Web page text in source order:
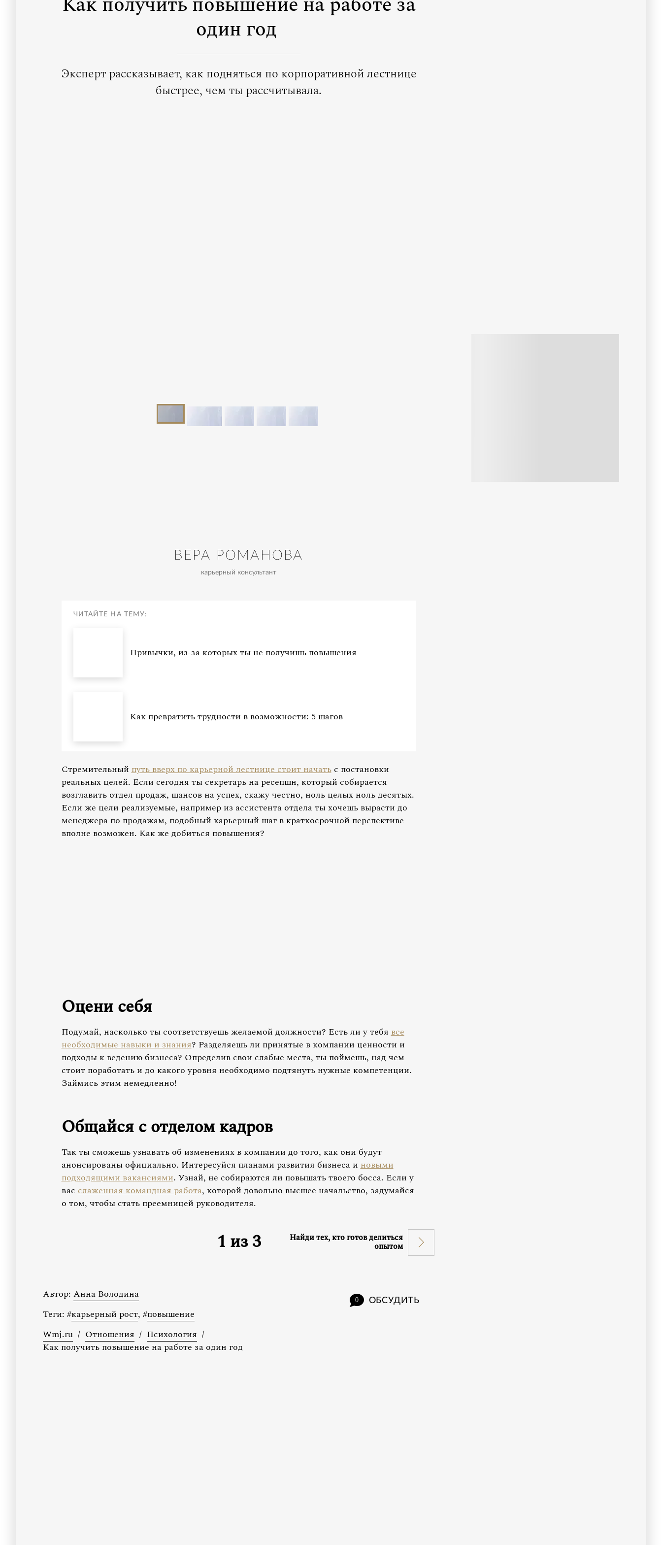
один год
Эксперт рассказывает, как подняться по корпоративной лестнице
быстрее, чем ты рассчитывала.
ВЕРА РОМАНОВА
карьерный консультант
ЧИТАЙТЕ НА ТЕМУ:
Привычки, из-за которых ты не получишь повышения
Как превратить трудности в возможности: 5 шагов
Стремительныйпуть вверх по карьерной лестнице стоит начатьс постановки
реальных целей. Если сегодня ты секретарь на ресепшн, который собирается
возглавить отдел продаж, шансов на успех, скажу честно, ноль целых ноль десятых.
Если же цели реализуемые, например из ассистента отдела ты хочешь вырасти до
менеджера по продажам, подобный карьерный шаг в краткосрочной перспективе
вполне возможен. Как же добиться повышения?
Оцени себя
Подумай, насколько ты соответствуешь желаемой должности? Есть ли у тебявсе
необходимые навыки и знания? Разделяешь ли принятые в компании ценности и
подходы к ведению бизнеса? Определив свои слабые места, ты поймешь, над чем
стоит поработать и до какого уровня необходимо подтянуть нужные компетенции.
Займись этим немедленно!
Общайся с отделом кадров
Так ты сможешь узнавать об изменениях в компании до того, как они будут
анонсированы официально. Интересуйся планами развития бизнеса иновыми
подходящими вакансиями. Узнай, не собираются ли повышать твоего босса. Если у
васслаженная командная работа, которой довольно высшее начальство, задумайся
о том, чтобы стать преемницей руководителя.
1 из3 Найди тех, кто готов делиться
опытом
0 ОБСУДИТЬ
Автор: Анна Володина
Теги: #карьерный рост, #повышение
Wmj.ru / Отношения / Психология /
Как получить повышение на работе за один год